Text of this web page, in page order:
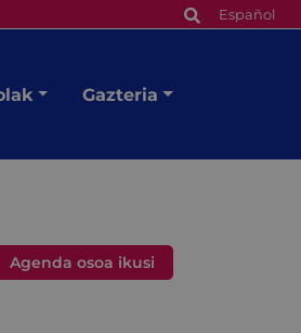
Español
Gazteria
Agenda osoa ikusi